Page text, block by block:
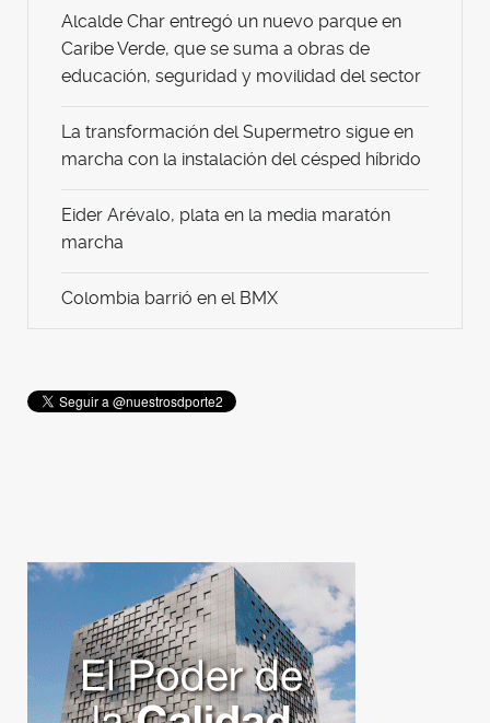
Alcalde Char entregó un nuevo parque en
Caribe Verde, que se suma a obras de
educación, seguridad y movilidad del sector
La transformación del Supermetro sigue en
marcha con la instalación del césped híbrido
Eider Arévalo, plata en la media maratón
marcha
Colombia barrió en el BMX